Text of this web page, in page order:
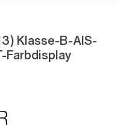
Klasse-B-AIS-
Farbdisplay